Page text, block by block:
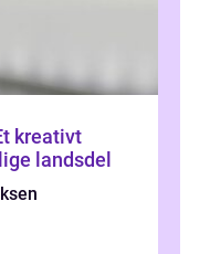
kreativt
landsdel